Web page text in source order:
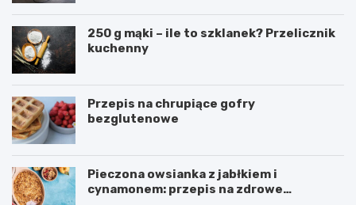
250 g mąki – ile to szklanek? Przelicznik
kuchenny
Przepis na chrupiące gofry
bezglutenowe
Pieczona owsianka z jabłkiem i
cynamonem: przepis na zdrowe